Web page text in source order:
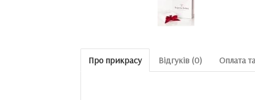
Про прикрасу Відгуків (0) Оплата